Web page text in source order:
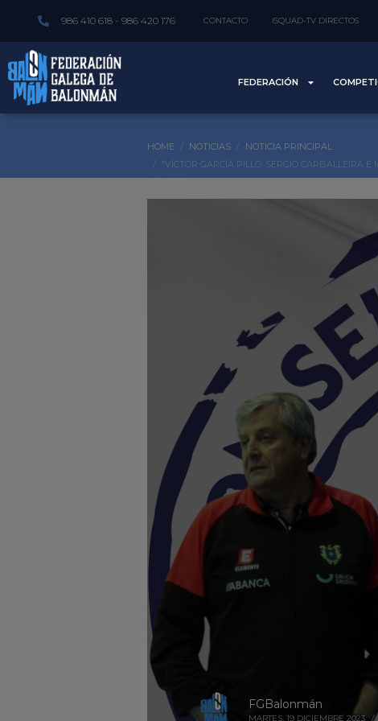
986 410 618 - 986 420 176 CONTACTO ISQUAD-TV DIRECTOS
FEDERACIÓN
HOME NOTICIAS
NOTICIA PRINCIPAL
“VÍCTOR GARCÍA PILLO, SERGIO CARBALLEIRA
FGBalonmán
MARTES, 19 DICIEMBRE 2023 /